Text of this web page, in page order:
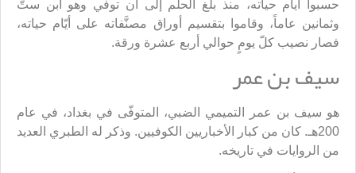
حسبوا أيام حياته، منذ بلغ الحلم إلى أن توفي وهو ابن ستّ
وثمانين عاماً، وقاموا بتقسيم أوراق مصنَّفاته على أيّام حياته،
فصار نصيب كلّ يومٍ حوالي أربع عشرة ورقة.
سيف بن عمر
هو سيف بن عمر التميمي الضبي، المتوفّى في بغداد، في عام
200هـ. كان من كبار الأخباريين الكوفيين. وذكر له الطبري العديد
من الروايات في تاريخه.